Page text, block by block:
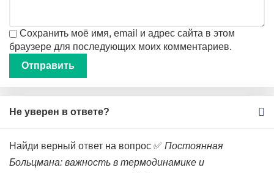
Сохранить моё имя, email и адрес сайта в этом
браузере для последующих моих комментариев.
Не уверен в ответе?
Найди верный ответ на вопрос ✅ Постоянная
Больцмана: важность в термодинамике и